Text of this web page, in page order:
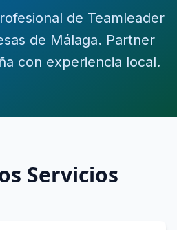
de Teamleader
de Málaga. Partner
con experiencia local.
Servicios